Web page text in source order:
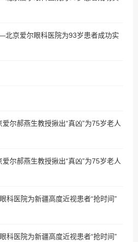
京爱尔眼科医院为93岁患者成功实
尔郝燕生教授揪出“真凶”为75岁老人
尔郝燕生教授揪出“真凶”为75岁老人
科医院为新疆高度近视患者“抢时间”
科医院为新疆高度近视患者“抢时间”